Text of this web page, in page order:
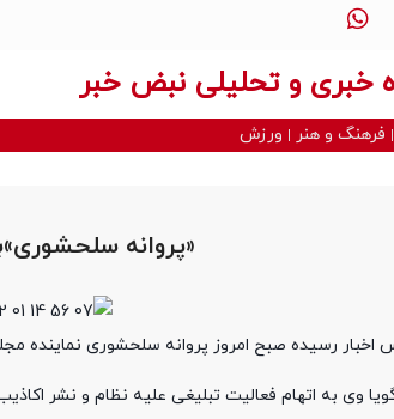
خبری و تحلیلی نبض خبر
فرهنگ و هنر ورزش
«پروانه
اخبار رسیده صبح امروز پروانه سلحشوری نماینده
وی به اتهام فعالیت تبلیغی علیه نظام و نشر